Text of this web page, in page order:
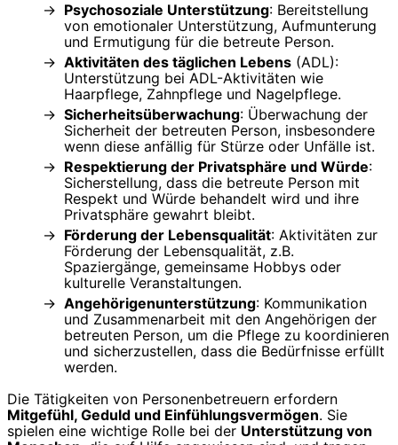
Psychosoziale Unterstützung: Bereitstellung
von emotionaler Unterstützung, Aufmunterung
und Ermutigung für die betreute Person.
Aktivitäten des täglichen Lebens (ADL):
Unterstützung bei ADL-Aktivitäten wie
Haarpflege, Zahnpflege und Nagelpflege.
Sicherheitsüberwachung: Überwachung der
Sicherheit der betreuten Person, insbesondere
wenn diese anfällig für Stürze oder Unfälle ist.
Respektierung der Privatsphäre und Würde:
Sicherstellung, dass die betreute Person mit
Respekt und Würde behandelt wird und ihre
Privatsphäre gewahrt bleibt.
Förderung der Lebensqualität: Aktivitäten zur
Förderung der Lebensqualität, z.B.
Spaziergänge, gemeinsame Hobbys oder
kulturelle Veranstaltungen.
Angehörigenunterstützung: Kommunikation
und Zusammenarbeit mit den Angehörigen der
betreuten Person, um die Pflege zu koordinieren
und sicherzustellen, dass die Bedürfnisse erfüllt
werden.
Die Tätigkeiten von Personenbetreuern erfordern
Mitgefühl, Geduld und Einfühlungsvermögen. Sie
spielen eine wichtige Rolle bei der Unterstützung von